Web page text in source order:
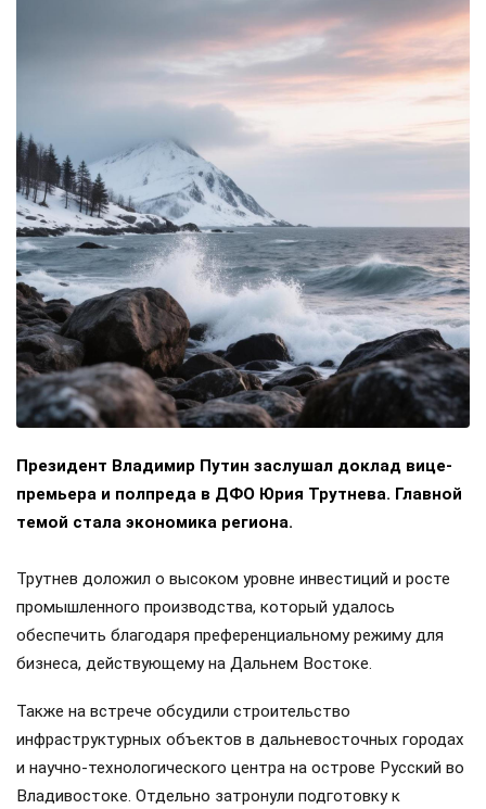
Президент Владимир Путин заслушал доклад вице-
премьера и полпреда в ДФО Юрия Трутнева. Главной
темой стала экономика региона.
Трутнев доложил о высоком уровне инвестиций и росте
промышленного производства, который удалось
обеспечить благодаря преференциальному режиму для
бизнеса, действующему на Дальнем Востоке.
Также на встрече обсудили строительство
инфраструктурных объектов в дальневосточных городах
и научно-технологического центра на острове Русский во
Владивостоке. Отдельно затронули подготовку к